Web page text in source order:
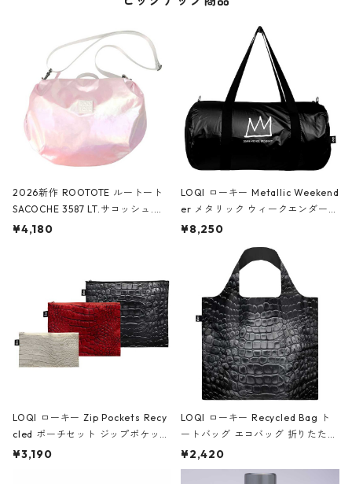
2026新作 ROOTOTE ルートート
SACOCHE 3587 LT.サコッシュ.ル
ミエ-B ショルダーバッグ グロスピ
¥4,180
LOQI ローキー Metallic Weekend
er メタリック ウィークエンダー
ボストンバッグ ショルダーバッグ
Black ジャン=ミッシェル・バスキ
ア/クラウン ブラック
¥8,250
LOQI ローキー Zip Pockets Recy
cled ポーチセット ジップポケット
ファスナーポーチ 撥水加工 トラベ
¥3,190
LOQI ローキー Recycled Bag ト
ートバッグ エコバッグ 折りたたみ
大きめ 撥水加工 収納ポーチ CRO
CODILE/Black クロコダイル/ブラ
¥2,420